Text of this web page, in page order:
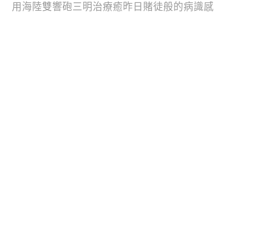
用海陸雙響砲三明治療癒昨日賭徒般的病識感